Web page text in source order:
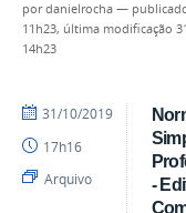
pordanielrocha —
11h23, última modificação
14h23
-
por
publicado
31/10/2019
17h16
Arquivo